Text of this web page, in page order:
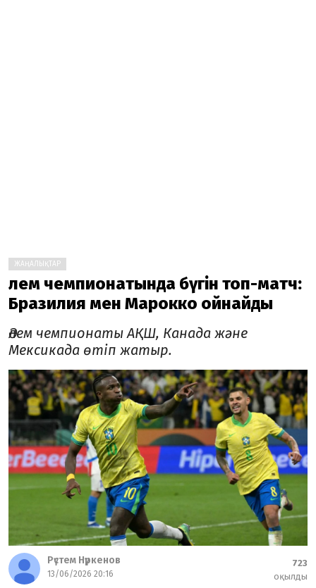
ЖАҢАЛЫҚТАР
Әлем чемпионатында бүгін топ-матч:
Бразилия мен Марокко ойнайды
Әлем чемпионаты АҚШ, Канада және
Мексикада өтіп жатыр.
Рүстем Нүркенов
13/06/2026 20:16
723
оқылды